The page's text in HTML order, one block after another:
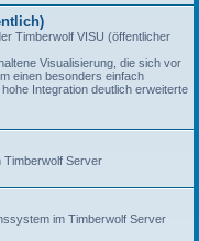
Timberwolf VISU (öffentlicher
Visualisierung, die sich vor
einen besonders einfach
Integration deutlich erweiterte
Timberwolf Server
im Timberwolf Server